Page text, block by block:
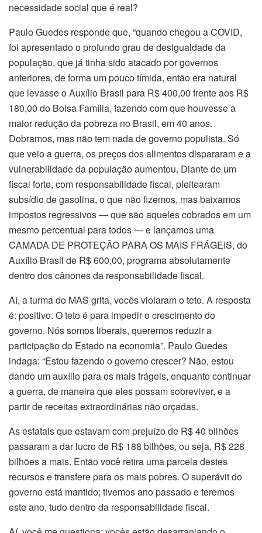
necessidade social que é real?
Paulo Guedes responde que, “quando chegou a COVID,
foi apresentado o profundo grau de desigualdade da
população, que já tinha sido atacado por governos
anteriores, de forma um pouco tímida, então era natural
que levasse o Auxílio Brasil para R$ 400,00 frente aos R$
180,00 do Bolsa Família, fazendo com que houvesse a
maior redução da pobreza no Brasil, em 40 anos.
Dobramos, mas não tem nada de governo populista. Só
que veio a guerra, os preços dos alimentos dispararam e a
vulnerabilidade da população aumentou. Diante de um
fiscal forte, com responsabilidade fiscal, pleitearam
subsídio de gasolina, o que não fizemos, mas baixamos
impostos regressivos — que são aqueles cobrados em um
mesmo percentual para todos — e lançamos uma
CAMADA DE PROTEÇÃO PARA OS MAIS FRÁGEIS, do
Auxílio Brasil de R$ 600,00, programa absolutamente
dentro dos cânones da responsabilidade fiscal.
Aí, a turma do MAS grita, vocês violaram o teto. A resposta
é: positivo. O teto é para impedir o crescimento do
governo. Nós somos liberais, queremos reduzir a
participação do Estado na economia”. Paulo Guedes
indaga: “Estou fazendo o governo crescer? Não, estou
dando um auxílio para os mais frágeis, enquanto continuar
a guerra, de maneira que eles possam sobreviver, e a
partir de receitas extraordinárias não orçadas.
As estatais que estavam com prejuízo de R$ 40 bilhões
passaram a dar lucro de R$ 188 bilhões, ou seja, R$ 228
bilhões a mais. Então você retira uma parcela destes
recursos e transfere para os mais pobres. O superávit do
governo está mantido; tivemos ano passado e teremos
este ano, tudo dentro da responsabilidade fiscal.